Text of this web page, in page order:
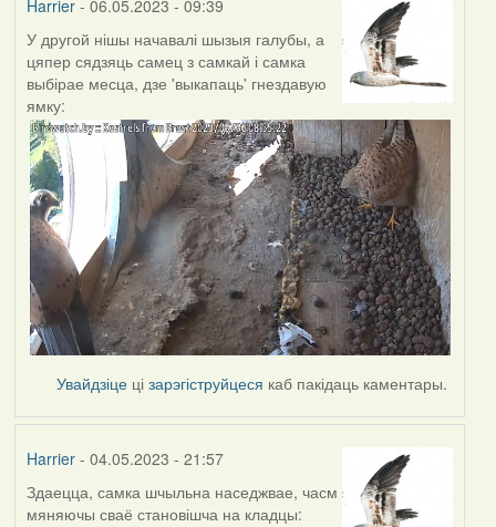
Harrier- 06.05.2023 - 09:39
У другой нішы начавалі шызыя галубы, а
цяпер сядзяць самец з самкай і самка
выбірае месца, дзе 'выкапаць' гнездавую
ямку:
Увайдзіце цізарэгіструйцеся каб пакідаць каментары.
Harrier- 04.05.2023 - 21:57
Здаецца, самка шчыльна наседжвае, часм
мяняючы сваё становішча на кладцы: